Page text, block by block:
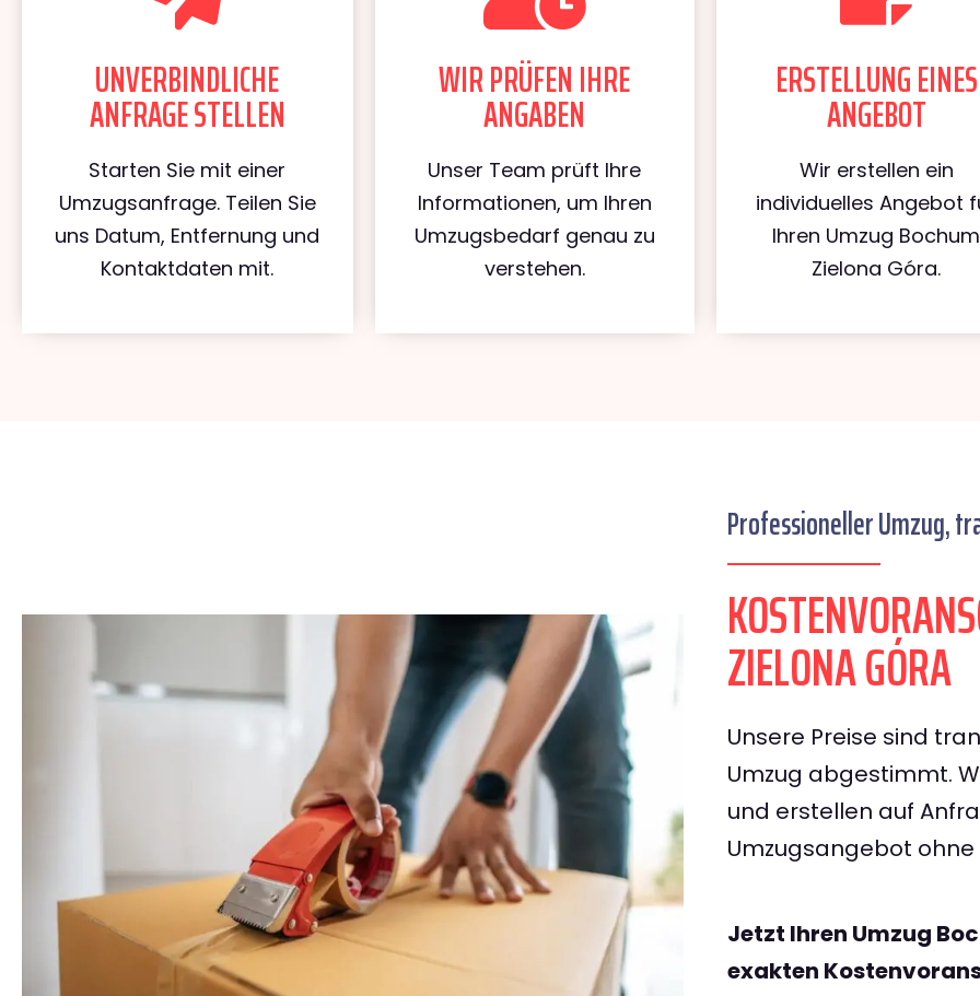
UNVERBINDLICHE
ANFRAGE STELLEN
Starten Sie mit einer
Umzugsanfrage. Teilen Sie
uns Datum, Entfernung und
Kontaktdaten mit.
WIR PRÜFEN IHRE
ANGABEN
Unser Team prüft Ihre
Informationen, um Ihren
Umzugsbedarf genau zu
verstehen.
ERSTELLUNG EINES
ANGEBOT
Wir erstellen ein
individuelles Angebot
Ihren Umzug Bochum
Zielona Góra.
Professioneller Umzug,
ZIELONA GÓRA
Unsere Preise sind
Umzug abgestimmt.
und erstellen auf
Umzugsangebot
Jetzt Ihren Umzug
exakten